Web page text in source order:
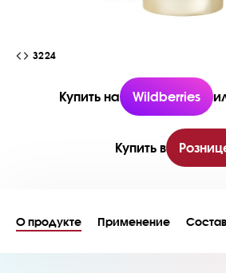
3224
Купить на Wildberries
Купить в
О продукте Применение Состав